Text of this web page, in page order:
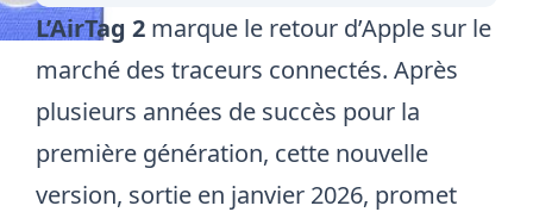
L’AirTag 2 marque le retour d’Apple sur le
marché des traceurs connectés. Après
plusieurs années de succès pour la
première génération, cette nouvelle
version, sortie en janvier 2026, promet